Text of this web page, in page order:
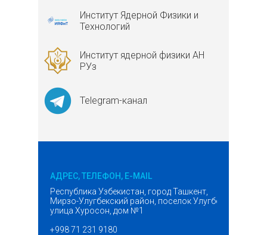
Институт Ядерной Физики и
Технологий
Институт ядерной физики АН
РУз
Telegram-канал
АДРЕС, ТЕЛЕФОН, E-MAIL
Республика Узбекистан, город Ташкент,
Мирзо-Улугбекский район, поселок Улугбек,
улица Хуросон, дом №1
+998 71 231 9180